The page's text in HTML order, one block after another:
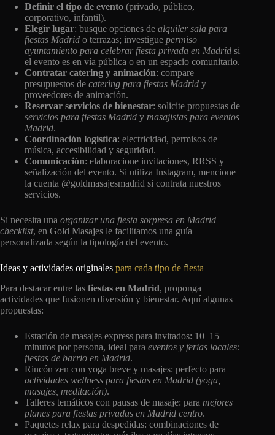
Definir el tipo de evento (privado, público,
corporativo, infantil).
Elegir lugar: busque opciones de alquiler sala para
fiestas Madrid o terrazas; investigue permiso
ayuntamiento para celebrar fiesta privada en Madrid si
el evento es en vía pública o en un espacio comunitario.
Contratar catering y animación: compare
presupuestos de catering para fiestas Madrid y
proveedores de animación.
Reservar servicios de bienestar: solicite propuestas de
servicios para fiestas Madrid y masajistas para eventos
Madrid.
Coordinación logística: electricidad, permisos de
música, accesibilidad y seguridad.
Comunicación: elaboracione invitaciones, RRSS y
señalización del evento. Si utiliza Instagram, mencione
la cuenta @goldmasajesmadrid si contrata nuestros
servicios.
Si necesita una organizar una fiesta sorpresa en Madrid
checklist, en Gold Masajes le facilitamos una guía
personalizada según la tipología del evento.
Ideas y actividades originales para cada tipo de fiesta
Para destacar entre las fiestas en Madrid, proponga
actividades que fusionen diversión y bienestar. Aquí algunas
propuestas:
Estación de masajes express para invitados: 10–15
minutos por persona, ideal para eventos y ferias locales:
fiestas de barrio en Madrid.
Rincón zen con yoga breve y masajes: perfecto para
actividades wellness para fiestas en Madrid (yoga,
masajes, meditación).
Talleres temáticos con pausas de masaje: para mejores
planes para fiestas privadas en Madrid centro.
Paquetes relax para despedidas: combinaciones de